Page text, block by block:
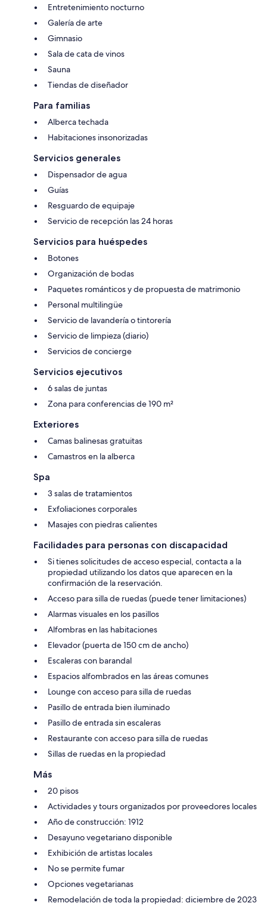
Entretenimiento nocturno
Galería de arte
Gimnasio
Sala de cata de vinos
Sauna
Tiendas de diseñador
Para familias
Alberca techada
Habitaciones insonorizadas
Servicios generales
Dispensador de agua
Guías
Resguardo de equipaje
Servicio de recepción las 24 horas
Servicios para huéspedes
Botones
Organización de bodas
Paquetes románticos y de propuesta de matrimonio
Personal multilingüe
Servicio de lavandería o tintorería
Servicio de limpieza (diario)
Servicios de concierge
Servicios ejecutivos
6 salas de juntas
Zona para conferencias de 190 m²
Exteriores
Camas balinesas gratuitas
Camastros en la alberca
Spa
3 salas de tratamientos
Exfoliaciones corporales
Masajes con piedras calientes
Facilidades para personas con discapacidad
Si tienes solicitudes de acceso especial, contacta a la
propiedad utilizando los datos que aparecen en la
confirmación de la reservación.
Acceso para silla de ruedas (puede tener limitaciones)
Alarmas visuales en los pasillos
Alfombras en las habitaciones
Elevador (puerta de 150 cm de ancho)
Escaleras con barandal
Espacios alfombrados en las áreas comunes
Lounge con acceso para silla de ruedas
Pasillo de entrada bien iluminado
Pasillo de entrada sin escaleras
Restaurante con acceso para silla de ruedas
Sillas de ruedas en la propiedad
Más
20 pisos
Actividades y tours organizados por proveedores locales
Año de construcción: 1912
Desayuno vegetariano disponible
Exhibición de artistas locales
No se permite fumar
Opciones vegetarianas
Remodelación de toda la propiedad: diciembre de 2023